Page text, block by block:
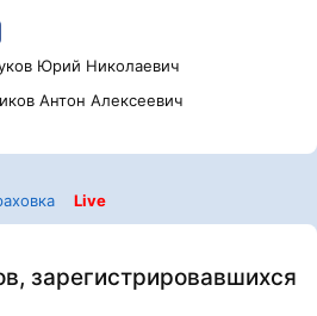
Юрий Николаевич
Антон Алексеевич
Live
зарегистрировавшихся